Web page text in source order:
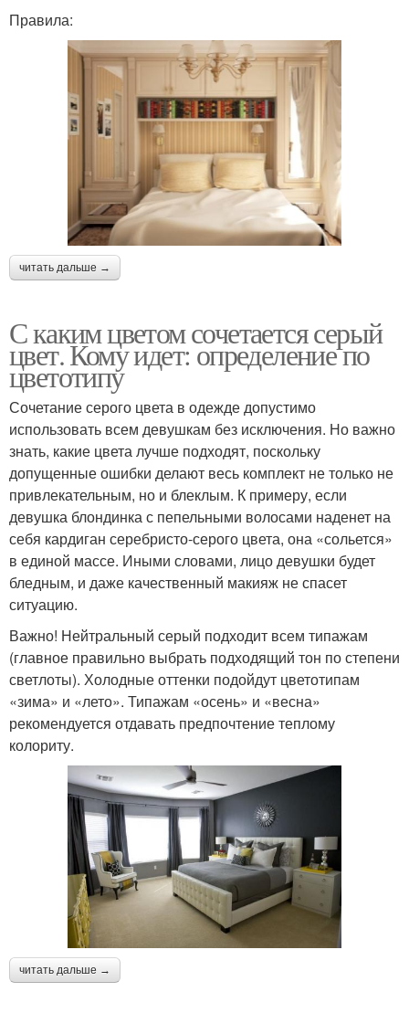
Правила:
читать дальше →
С каким цветом сочетается серый
цвет. Кому идет: определение по
цветотипу
Сочетание серого цвета в одежде допустимо
использовать всем девушкам без исключения. Но важно
знать, какие цвета лучше подходят, поскольку
допущенные ошибки делают весь комплект не только не
привлекательным, но и блеклым. К примеру, если
девушка блондинка с пепельными волосами наденет на
себя кардиган серебристо-серого цвета, она «сольется»
в единой массе. Иными словами, лицо девушки будет
бледным, и даже качественный макияж не спасет
ситуацию.
Важно! Нейтральный серый подходит всем типажам
(главное правильно выбрать подходящий тон по степени
светлоты). Холодные оттенки подойдут цветотипам
«зима» и «лето». Типажам «осень» и «весна»
рекомендуется отдавать предпочтение теплому
колориту.
читать дальше →